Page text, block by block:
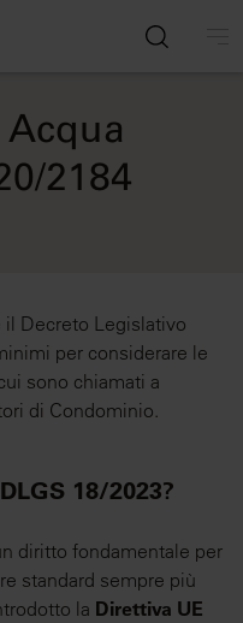
2184
il Decreto Legislativo
per considerare le
sono chiamati a
di Condominio.
18/2023?
diritto fondamentale per
standard sempre più
la Direttiva UE